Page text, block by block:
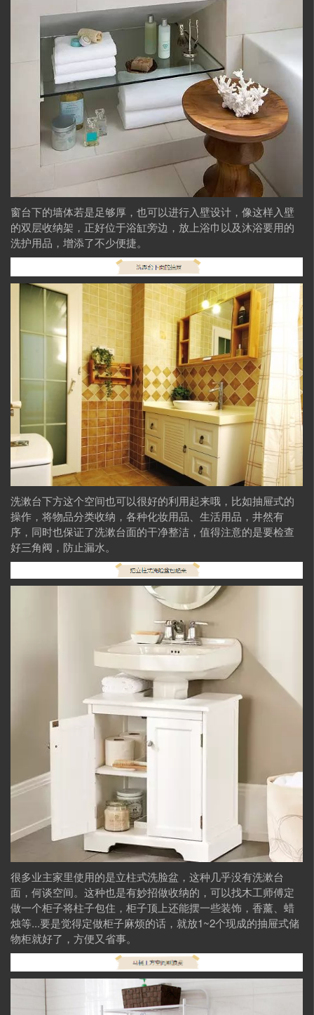
窗台下的墙体若是足够厚，也可以进行入壁设计，像这样入壁
的双层收纳架，正好位于浴缸旁边，放上浴巾以及沐浴要用的
洗护用品，增添了不少便捷。
洗漱台下方这个空间也可以很好的利用起来哦，比如抽屉式的
操作，将物品分类收纳，各种化妆用品、生活用品，井然有
序，同时也保证了洗漱台面的干净整洁，值得注意的是要检查
好三角阀，防止漏水。
很多业主家里使用的是立柱式洗脸盆，这种几乎没有洗漱台
面，何谈空间。这种也是有妙招做收纳的，可以找木工师傅定
做一个柜子将柱子包住，柜子顶上还能摆一些装饰，香薰、蜡
烛等...要是觉得定做柜子麻烦的话，就放1~2个现成的抽屉式储
物柜就好了，方便又省事。